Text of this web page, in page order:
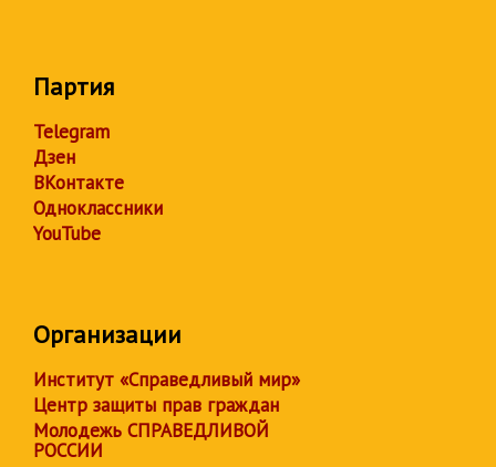
Партия
Telegram
Дзен
ВКонтакте
Одноклассники
YouTube
Организации
Институт «Справедливый мир»
Центр защиты прав граждан
Молодежь СПРАВЕДЛИВОЙ
РОССИИ